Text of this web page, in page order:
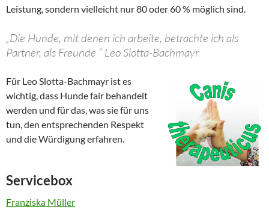
Leistung, sondern vielleicht nur 80 oder 60 % möglich sind.
„Die Hunde, mit denen ich arbeite, betrachte ich als
Partner, als Freunde “ Leo Slotta-Bachmayr
Für Leo Slotta-Bachmayr ist es
wichtig, dass Hunde fair behandelt
werden und für das, was sie für uns
tun, den entsprechenden Respekt
und die Würdigung erfahren.
Servicebox
Franziska Müller